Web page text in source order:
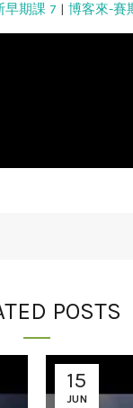
早期課 7 | 博客來-賽
POSTS
15
JUN